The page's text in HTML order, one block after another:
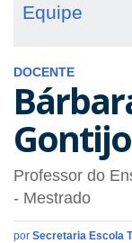
Equipe
DOCENTE
Gontijo
Professor do
- Mestrado
por Secretaria Escola